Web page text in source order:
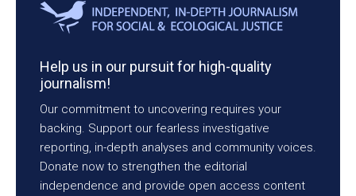
Help us in our pursuit for high-quality
journalism!
Our commitment to uncovering requires your
backing. Support our fearless investigative
reporting, in-depth analyses and community voices.
Donate now to strengthen the editorial
independence and provide open access content